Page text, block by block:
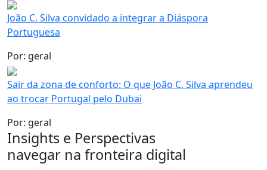
João C. Silva convidado a integrar a Diáspora
Portuguesa
Por: geral
Sair da zona de conforto: O que João C. Silva aprendeu
ao trocar Portugal pelo Dubai
Por: geral
Insights e Perspectivas
navegar na fronteira digital